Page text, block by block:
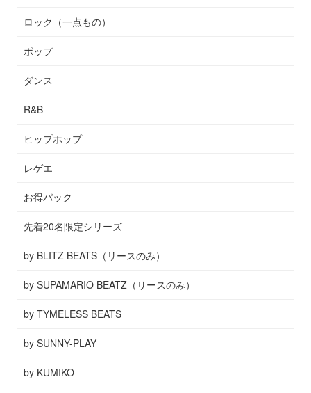
ロック（一点もの）
ポップ
ダンス
R&B
ヒップホップ
レゲエ
お得パック
先着20名限定シリーズ
by BLITZ BEATS（リースのみ）
by SUPAMARIO BEATZ（リースのみ）
by TYMELESS BEATS
by SUNNY-PLAY
by KUMIKO